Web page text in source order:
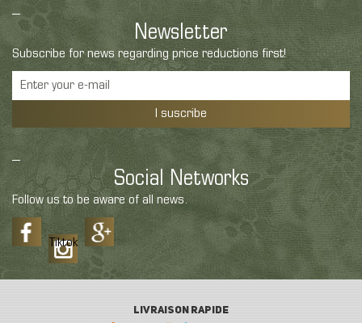
Newsletter
Subscribe for news regarding price reductions first!
I suscribe
Social Networks
Follow us to be aware of all news.
Tiktok
LIVRAISON RAPIDE